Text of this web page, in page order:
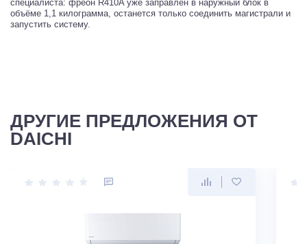
специалиста: фреон R410A уже заправлен в наружный блок в
объёме 1,1 килограмма, останется только соединить магистрали и
запустить систему.
ДРУГИЕ ПРЕДЛОЖЕНИЯ ОТ
DAICHI